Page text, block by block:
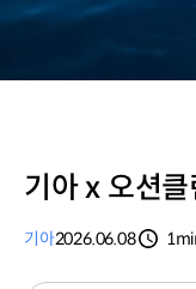
기아 x 오션
기아2026.06.08